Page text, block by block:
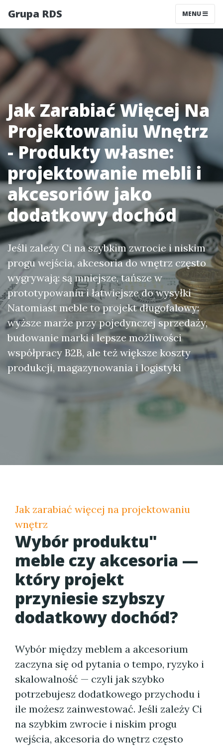
Grupa RDS MENU
Jak Zarabiać Więcej Na
Projektowaniu Wnętrz
- Produkty własne:
projektowanie mebli i
akcesoriów jako
dodatkowy dochód
Jeśli zależy Ci na szybkim zwrocie i niskim
progu wejścia, akcesoria do wnętrz często
wygrywają: są mniejsze, tańsze w
prototypowaniu i łatwiejsze do wysyłki
Natomiast meble to projekt długofalowy:
wyższe marże przy pojedynczej sprzedaży,
budowanie marki i lepsze możliwości
współpracy B2B, ale też większe koszty
produkcji, magazynowania i logistyki
Jak zarabiać więcej na projektowaniu
wnętrz
Wybór produktu"
meble czy akcesoria —
który projekt
przyniesie szybszy
dodatkowy dochód?
Wybór między meblem a akcesorium
zaczyna się od pytania o tempo, ryzyko i
skalowalność — czyli jak szybko
potrzebujesz dodatkowego przychodu i
ile możesz zainwestować. Jeśli zależy Ci
na szybkim zwrocie i niskim progu
wejścia, akcesoria do wnętrz często